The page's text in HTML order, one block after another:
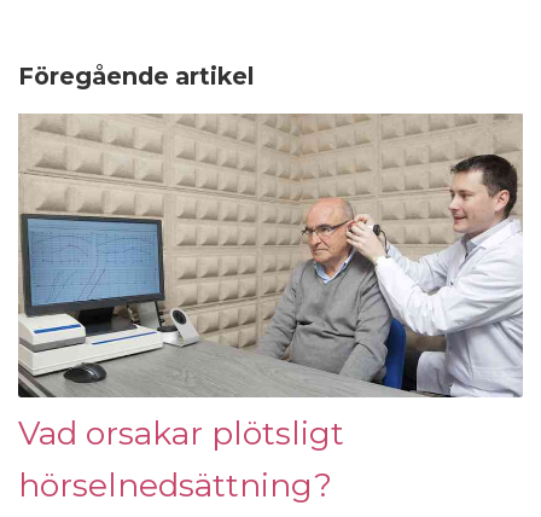
Föregående artikel
Vad orsakar plötsligt
hörselnedsättning?